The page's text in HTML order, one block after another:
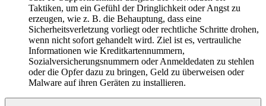
Taktiken, um ein Gefühl der Dringlichkeit oder Angst zu
erzeugen, wie z. B. die Behauptung, dass eine
Sicherheitsverletzung vorliegt oder rechtliche Schritte drohen,
wenn nicht sofort gehandelt wird. Ziel ist es, vertrauliche
Informationen wie Kreditkartennummern,
Sozialversicherungsnummern oder Anmeldedaten zu stehlen
oder die Opfer dazu zu bringen, Geld zu überweisen oder
Malware auf ihren Geräten zu installieren.